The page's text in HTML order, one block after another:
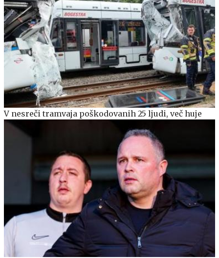
V nesreči tramvaja poškodovanih 25 ljudi, več huje